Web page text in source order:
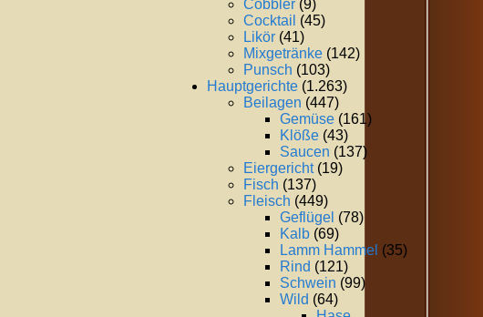
Cobbler (9)
Cocktail (45)
Likör (41)
Mixgetränke (142)
Punsch (103)
Hauptgerichte (1.263)
Beilagen (447)
Gemüse (161)
Klöße (43)
Saucen (137)
Eiergericht(19)
Fisch (137)
Fleisch (449)
Geflügel (78)
Kalb (69)
Lamm Hammel (35)
Rind (121)
Schwein (99)
Wild (64)